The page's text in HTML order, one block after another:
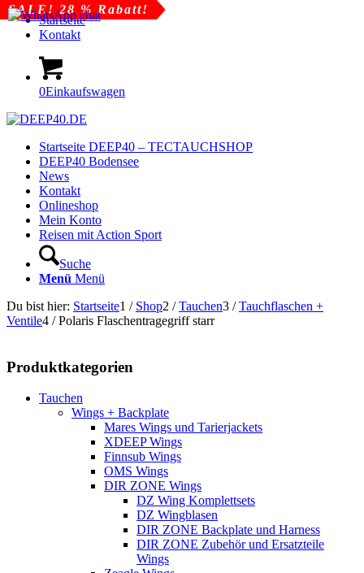
Startseite
Kontakt
0Einkaufswagen
Startseite DEEP40 – TECTAUCHSHOP
DEEP40 Bodensee
News
Kontakt
Onlineshop
Mein Konto
Reisen mit Action Sport
Suche
Menü Menü
Du bist hier: Startseite1 / Shop2 / Tauchen3 / Tauchflaschen +
Ventile4 / Polaris Flaschentragegriff starr
Produktkategorien
Tauchen
Wings + Backplate
Mares Wings und Tarierjackets
XDEEP Wings
Finnsub Wings
OMS Wings
DIR ZONE Wings
DZ Wing Komplettsets
DZ Wingblasen
DIR ZONE Backplate und Harness
DIR ZONE Zubehör und Ersatzteile
Wings
SALE! 28 % Rabatt!